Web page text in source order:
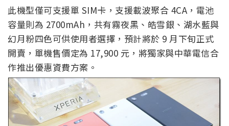
此機型僅可支援單 SIM卡，支援載波聚合 4CA，電池
容量則為 2700mAh，共有霧夜黑、皓雪銀、湖水藍與
幻月粉四色可供使用者選擇，預計將於 9 月下旬正式
開賣，單機售價定為 17,900 元，將獨家與中華電信合
作推出優惠資費方案。